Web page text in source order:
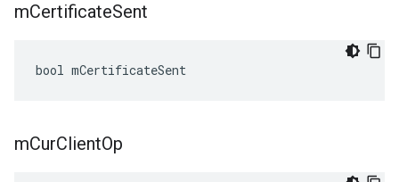
mCertificateSent
bool mCertificateSent
mCurClientOp